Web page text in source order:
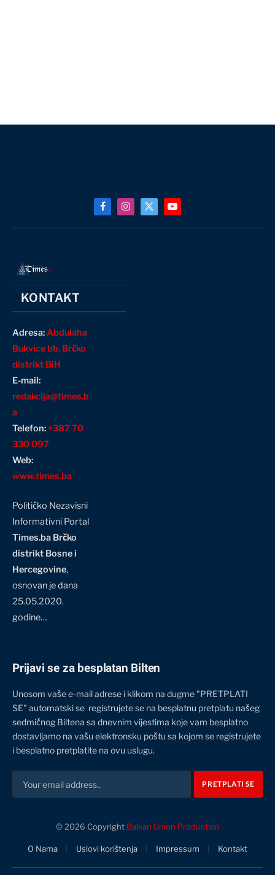
FacebookInstagram
X
YouTube
KONTAKT
Adresa:Abdulaha
Bukvice bb, Brčko
distrikt BiH
E-mail:
redakcija@times.b
a
Telefon:+387 70
330 097
Web:
www.times.ba
Političko Nezavisni
Informativni Portal
Times.ba Brčko
distrikt Bosne i
Hercegovine,
osnovan je dana
25.05.2020.
godine…
Prijavi se za besplatan Bilten
Unosom vaše e-mail adrese i klikom na dugme "PRETPLATI
SE" automatski se registrujete se na besplatnu pretplatu našeg
sedmičnog Biltena sa dnevnim vijestima koje vam besplatno
dostavljamo na vašu elektronsku poštu sa kojom se registrujete
i besplatno pretplatite na ovu uslugu.
© 2026 Copyright Balkan Union Production
O Nama Uslovi korištenja Impressum Kontakt